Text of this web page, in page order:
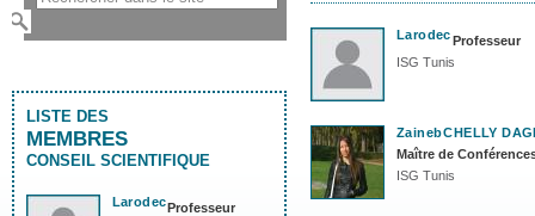
LarodecProfesseur
ISG Tunis
ZainebCHELLY
Maître de
ISG Tunis
LISTE DES
MEMBRES
CONSEIL SCIENTIFIQUE
LarodecProfesseur